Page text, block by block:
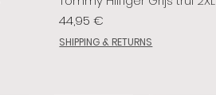
Prix
44,95 €
SHIPPING & RETURNS